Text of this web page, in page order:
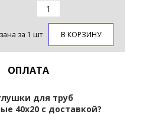
за 1 шт В КОРЗИНУ
ОПЛАТА
для труб
40х20 с доставкой?